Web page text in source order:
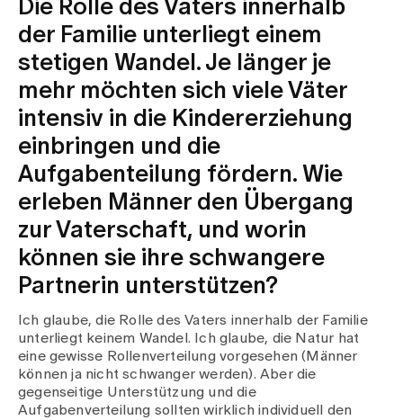
Die Rolle des Vaters innerhalb
der Familie unterliegt einem
stetigen Wandel. Je länger je
mehr möchten sich viele Väter
intensiv in die Kindererziehung
einbringen und die
Aufgabenteilung fördern. Wie
erleben Männer den Übergang
zur Vaterschaft, und worin
können sie ihre schwangere
Partnerin unterstützen?
Ich glaube, die Rolle des Vaters innerhalb der Familie
unterliegt keinem Wandel. Ich glaube, die Natur hat
eine gewisse Rollenverteilung vorgesehen (Männer
können ja nicht schwanger werden). Aber die
gegenseitige Unterstützung und die
Aufgabenverteilung sollten wirklich individuell den